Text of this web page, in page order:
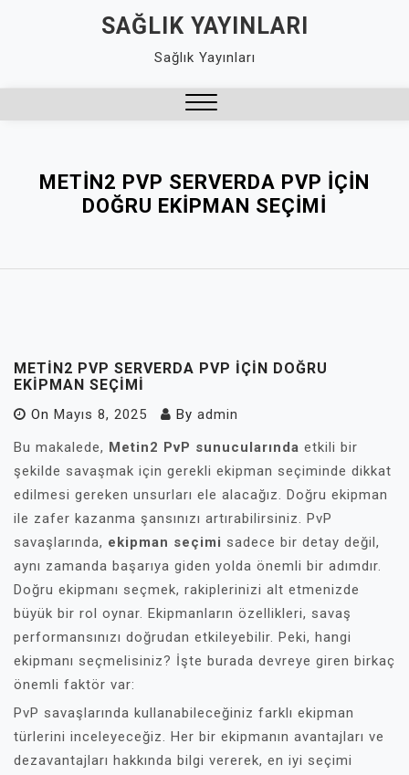
SAĞLIK YAYINLARI
Sağlık Yayınları
METIN2 PVP SERVERDA PVP İÇIN
DOĞRU EKIPMAN SEÇIMI
METIN2 PVP SERVERDA PVP İÇIN DOĞRU
EKIPMAN SEÇIMI
On Mayıs 8, 2025 By admin
Bu makalede, Metin2 PvP sunucularında etkili bir
şekilde savaşmak için gerekli ekipman seçiminde dikkat
edilmesi gereken unsurları ele alacağız. Doğru ekipman
ile zafer kazanma şansınızı artırabilirsiniz. PvP
savaşlarında, ekipman seçimi sadece bir detay değil,
aynı zamanda başarıya giden yolda önemli bir adımdır.
Doğru ekipmanı seçmek, rakiplerinizi alt etmenizde
büyük bir rol oynar. Ekipmanların özellikleri, savaş
performansınızı doğrudan etkileyebilir. Peki, hangi
ekipmanı seçmelisiniz? İşte burada devreye giren birkaç
önemli faktör var:
PvP savaşlarında kullanabileceğiniz farklı ekipman
türlerini inceleyeceğiz. Her bir ekipmanın avantajları ve
dezavantajları hakkında bilgi vererek, en iyi seçimi